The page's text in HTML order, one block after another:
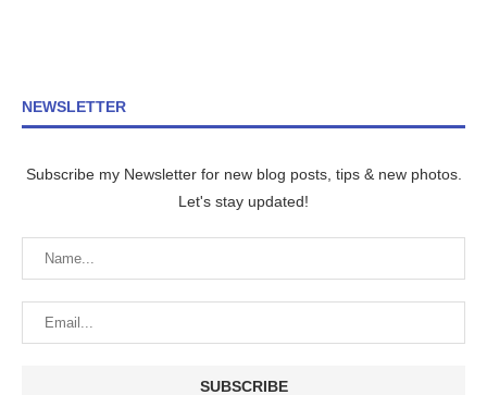
NEWSLETTER
Subscribe my Newsletter for new blog posts, tips & new photos.
Let's stay updated!